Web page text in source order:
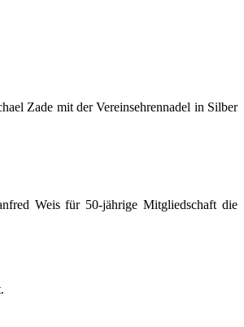
Zade mit der Vereinsehrennadel in Silber
Weis für 50-jährige Mitgliedschaft die